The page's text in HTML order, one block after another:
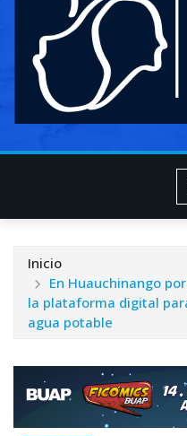
Inicio
En Huauchinango
la plataforma digital
agua potable